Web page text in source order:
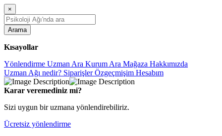
×
Arama
Kısayollar
Yönlendirme Uzman Ara Kurum Ara Mağaza Hakkımızda
Uzman Ağı nedir? SiparişlerÖzgeçmişim Hesabım
Karar veremediniz mi?
Sizi uygun bir uzmana yönlendirebiliriz.
Ücretsiz yönlendirme